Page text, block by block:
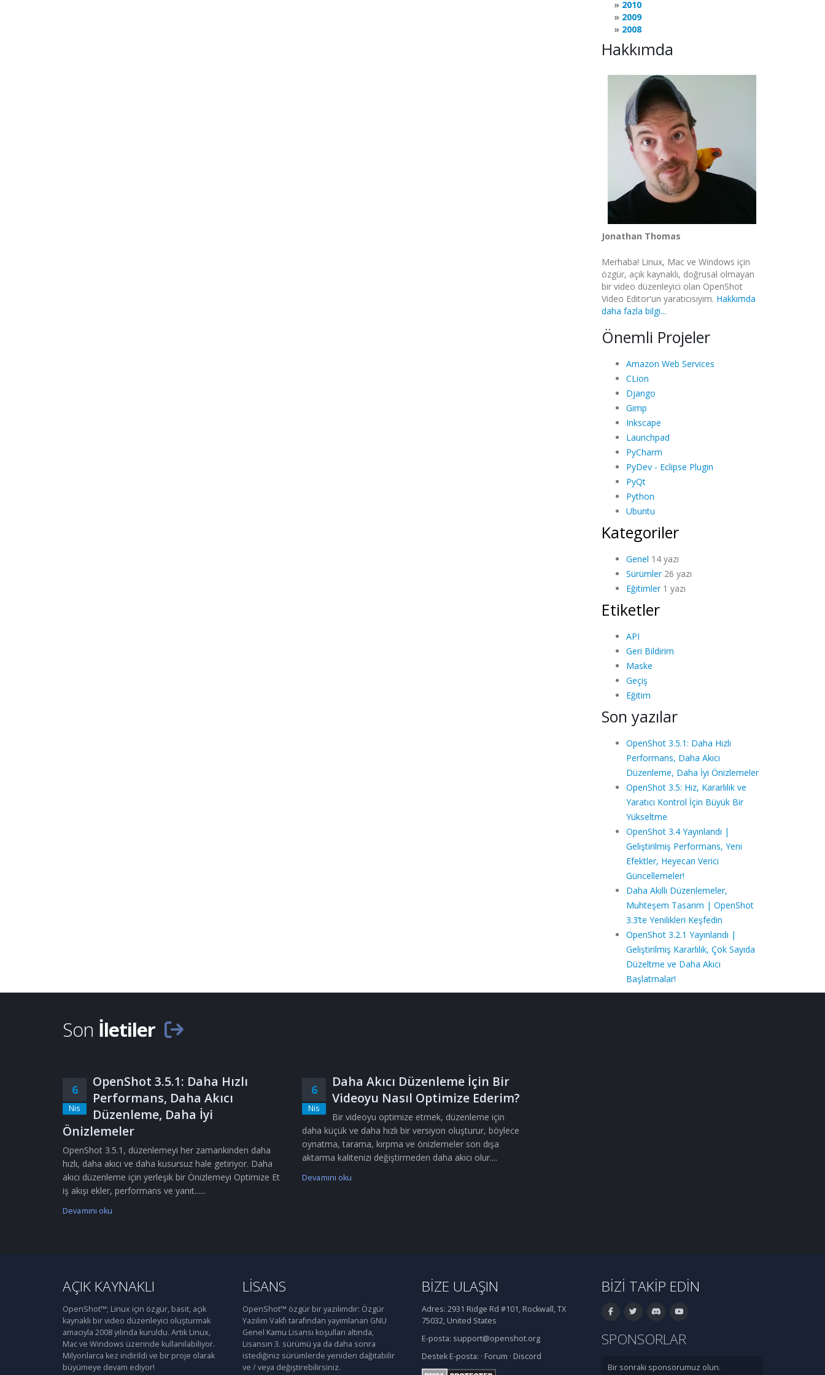
2010
2009
2008
Hakkımda
Jonathan Thomas
Merhaba! Linux, Mac ve Windows için
özgür, açık kaynaklı, doğrusal olmayan
bir video düzenleyici olan OpenShot
Video Editor'un yaratıcısıyım. Hakkımda
daha fazla bilgi...
Önemli Projeler
Amazon Web Services
CLion
Django
Gimp
Inkscape
Launchpad
PyCharm
PyDev - Eclipse Plugin
PyQt
Python
Ubuntu
Kategoriler
Genel 14 yazı
Sürümler26 yazı
Eğitimler1 yazı
Etiketler
API
Geri Bildirim
Maske
Geçiş
Eğitim
Son yazılar
OpenShot 3.5.1: Daha Hızlı
Performans, Daha Akıcı
Düzenleme, Daha İyi Önizlemeler
OpenShot 3.5: Hız, Kararlılık ve
Yaratıcı Kontrol İçin Büyük Bir
Yükseltme
OpenShot 3.4 Yayınlandı |
Geliştirilmiş Performans, Yeni
Efektler, Heyecan Verici
Güncellemeler!
Daha Akıllı Düzenlemeler,
Muhteşem Tasarım | OpenShot
3.3’te Yenilikleri Keşfedin
OpenShot 3.2.1 Yayınlandı |
Geliştirilmiş Kararlılık, Çok Sayıda
Düzeltme ve Daha Akıcı
Başlatmalar!
Son İletiler
6
Nis
OpenShot 3.5.1: Daha Hızlı
Performans, Daha Akıcı
Düzenleme, Daha İyi
Önizlemeler
OpenShot 3.5.1, düzenlemeyi her zamankinden daha
hızlı, daha akıcı ve daha kusursuz hale getiriyor. Daha
akıcı düzenleme için yerleşik bir Önizlemeyi Optimize Et
iş akışı ekler, performans ve yanıt......
Devamını oku
6
Nis
Daha Akıcı Düzenleme İçin Bir
Videoyu Nasıl Optimize Ederim?
Bir videoyu optimize etmek, düzenleme için
daha küçük ve daha hızlı bir versiyon oluşturur, böylece
oynatma, tarama, kırpma ve önizlemeler son dışa
aktarma kalitenizi değiştirmeden daha akıcı olur....
Devamını oku
AÇIK KAYNAKLI
OpenShot™; Linux için özgür, basit, açık
kaynaklı bir video düzenleyici oluşturmak
amacıyla 2008 yılında kuruldu. Artık Linux,
Mac ve Windows üzerinde kullanılabiliyor.
Milyonlarca kez indirildi ve bir proje olarak
büyümeye devam ediyor!
LISANS
OpenShot™ özgür bir yazılımdır: Özgür
Yazılım Vakfı tarafından yayımlanan GNU
Genel Kamu Lisansı koşulları altında,
Lisansın 3. sürümü ya da daha sonra
istediğiniz sürümlerde yeniden dağıtabilir
ve / veya değiştirebilirsiniz.
BIZE ULAŞIN
Adres: 2931 Ridge Rd #101, Rockwall, TX
75032, United States
E-posta: support@openshot.org
Destek E-posta: · Forum · Discord
BIZI TAKIP EDIN
SPONSORLAR
Bir sonraki sponsorumuz olun.